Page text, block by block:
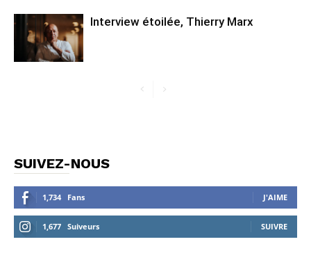
Interview étoilée, Thierry Marx
SUIVEZ-NOUS
1,734 Fans J'AIME
1,677 Suiveurs SUIVRE